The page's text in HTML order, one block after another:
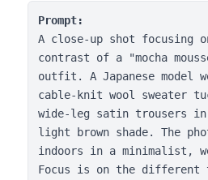
Prompt:
A close-up shot focusing
contrast of a "mocha
outfit. A Japanese model
cable-knit wool sweater
wide-leg satin trousers in
light brown shade. The
indoors in a minimalist,
Focus is on the different